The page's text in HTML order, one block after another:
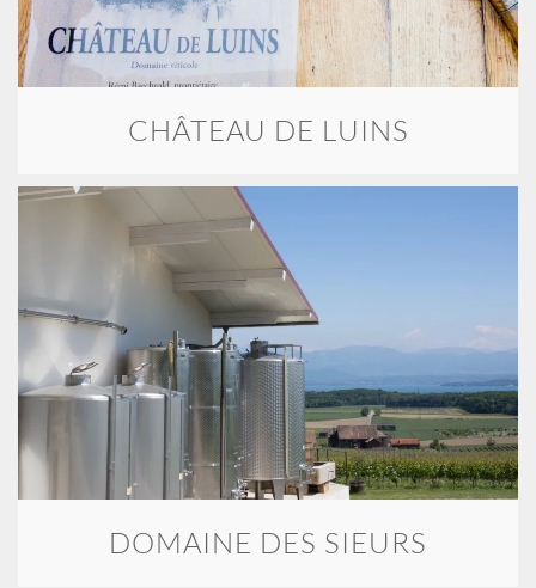
CHÂTEAU DE LUINS
DOMAINE DES SIEURS